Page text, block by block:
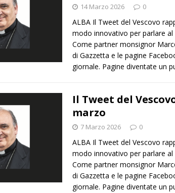
14 Marzo 2026 0
ALBA Il Tweet del Vescovo
modo innovativo per parlare al
Come partner monsignor
di Gazzetta e le pagine
giornale. Pagine diventate un
Il Tweet del
marzo
7 Marzo 2026 0
ALBA Il Tweet del Vescovo
modo innovativo per parlare al
Come partner monsignor
di Gazzetta e le pagine
giornale. Pagine diventate un